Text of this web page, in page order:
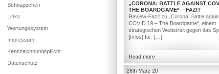
„CORONA: BATTLE AGAINST
THE BOARDGAME“ – FAZIT
Review-Fazit zu „Corona: Battle
COVID 19 – The Boardgame“, einem
strategischen Wettstreit gegen das
[Infos] für: […]
Read more
26th März 20
Schnäppchen
Links
Wertungssystem
Impressum
Kennzeichnungspflicht
Datenschutz